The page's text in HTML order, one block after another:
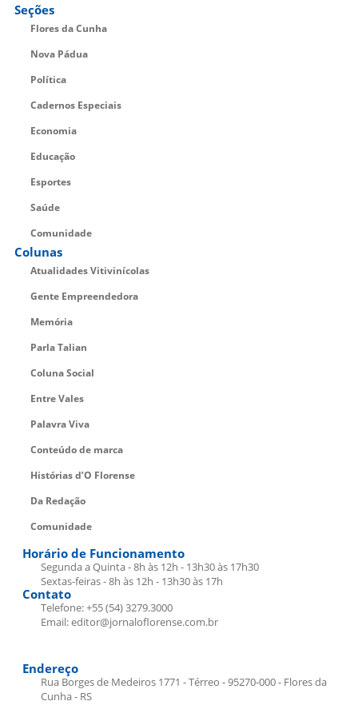
Seções
Flores da Cunha
Nova Pádua
Política
Cadernos Especiais
Economia
Educação
Esportes
Saúde
Comunidade
Colunas
Atualidades Vitivinícolas
Gente Empreendedora
Memória
Parla Talian
Coluna Social
Entre Vales
Palavra Viva
Conteúdo de marca
Histórias d’O Florense
Da Redação
Comunidade
Horário de Funcionamento
Segunda a Quinta - 8h às 12h - 13h30 às 17h30
Sextas-feiras - 8h às 12h - 13h30 às 17h
Contato
Telefone: +55 (54) 3279.3000
Email: editor@jornaloflorense.com.br
Endereço
Rua Borges de Medeiros 1771 - Térreo - 95270-000 - Flores da
Cunha - RS